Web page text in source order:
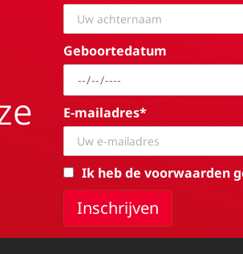
Geboortedatum
E-mailadres*
Ik heb de voorwaarden